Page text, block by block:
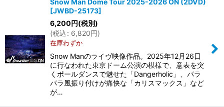
[JWBD-25173]
6,200円(税別)
(税込: 6,820円)
在庫わずか
Snow Manのライヴ映像作品。2025年12月26日
に行なわれた東京ドーム公演の模様で、意表を突
くポールダンスで魅せた「Dangerholic」、パラ
パラ風振り付けが痛快な「カリスマックス」など
が…